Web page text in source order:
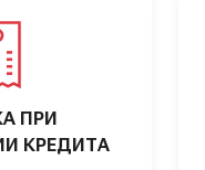
ПРИ
КРЕДИТА